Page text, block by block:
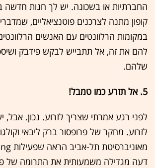
החברתיות או בשכונה. יש לך חנות חדשה
קופון מתנה לצרכנים פוטנציאליים,
במקומות הרלוונטים עם האנשים
להם את זה, אל תתבייש לבקש פידבק
שלהם.
5. אל תזרע כמו טמבל!
לפני רגע אמרתי שצריך לזרוע. נכון. אבל,
לזרוע. מחקר של פרופסור ברק ליבאי
דעה מגדילה משמעותית את התרומה של פה